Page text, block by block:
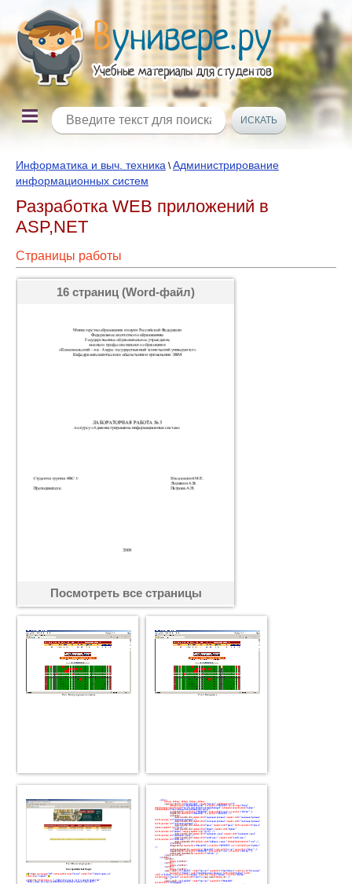
Информатика и выч. техника \Администрирование
информационных систем
Разработка WEB приложений в
ASP,NET
Страницы работы
16 страниц (Word-файл)
Посмотреть все страницы